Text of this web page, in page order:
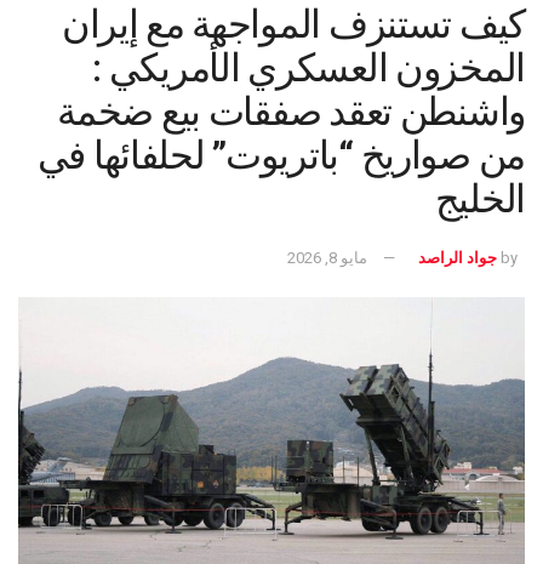
كيف تستنزف المواجهة مع إيران
المخزون العسكري الأمريكي :
واشنطن تعقد صفقات بيع ضخمة
من صواريخ “باتريوت” لحلفائها في
الخليج
by جواد الراصد مايو 8, 2026